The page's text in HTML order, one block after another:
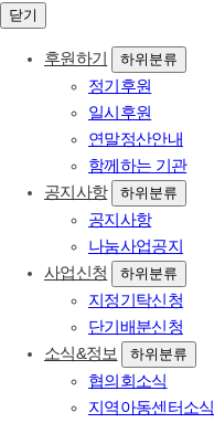
닫기
후원하기 하위분류
정기후원
일시후원
연말정산안내
함께하는 기관
공지사항
하위분류
공지사항
나눔사업공지
사업신청
하위분류
지정기탁신청
단기배분신청
소식&정보
하위분류
협의회소식
지역아동센터소식